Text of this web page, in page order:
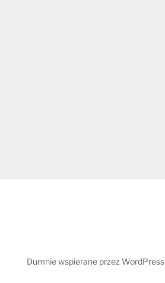
Dumnie wspierane przez WordPress